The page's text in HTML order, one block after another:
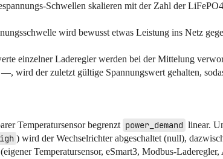
Schwellen skalieren mit der Zahl der
wird bewusst etwas Leistung ins Netz
einzelner Laderegler werden bei der Mittelung
wird der zuletzt gültige Spannungswert gehalten,
Temperatursensor begrenzt power_demand linear.
) wird der Wechselrichter abgeschaltet (null),
Temperatursensor, eSmart3, Modbus-